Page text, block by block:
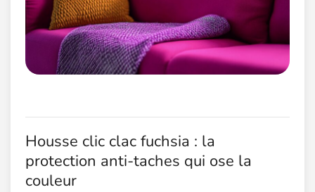
Housse clic clac fuchsia : la
protection anti-taches qui ose la
couleur